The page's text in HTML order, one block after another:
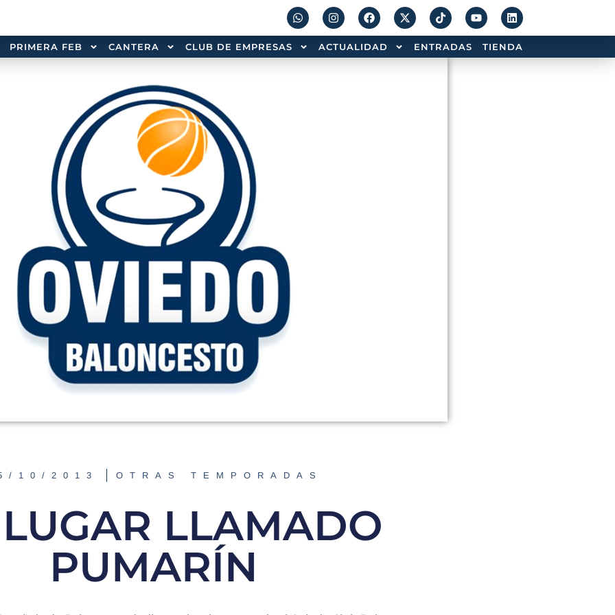
PRIMERA FEB CANTERA CLUB DE EMPRESAS ACTUALIDAD ENTRADAS TIENDA
10/2013 OTRAS TEMPORADAS
LLAMADO
PUMARÍN